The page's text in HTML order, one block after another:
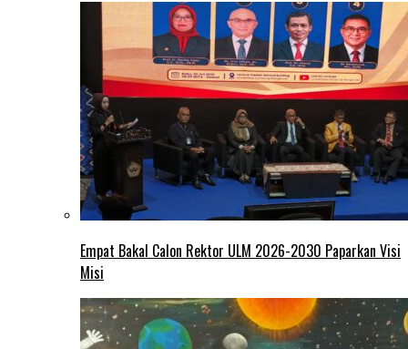
Empat Bakal Calon Rektor ULM 2026-2030 Paparkan Visi
Misi